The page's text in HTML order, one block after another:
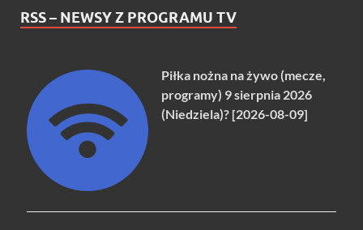
RSS – NEWSY Z PROGRAMU TV
Piłka nożna na żywo (mecze,
programy) 9 sierpnia 2026
(Niedziela)? [2026-08-09]